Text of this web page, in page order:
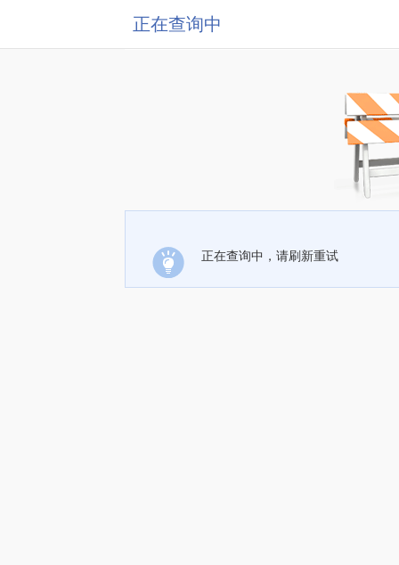
正在查询中
正在查询中，请刷新重试